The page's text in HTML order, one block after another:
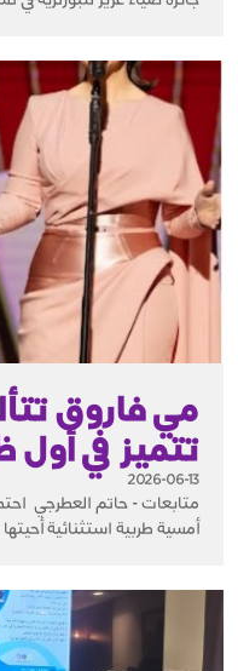
مي فاروق
تتميز في أول
2026-06-13
متابعات - حاتم العطرجي
أمسية طربية استثنائية